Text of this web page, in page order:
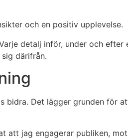
och en positiv upplevelse.
detalj inför, under och
därifrån.
Det lägger grunden för
jag engagerar publiken,